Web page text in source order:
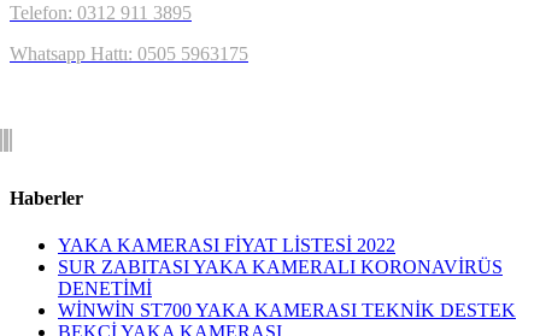
Telefon: 0312 911 3895
Whatsapp Hattı: 0505 5963175
Haberler
YAKA KAMERASI FİYAT LİSTESİ 2022
SUR ZABITASI YAKA KAMERALI KORONAVİRÜS
DENETİMİ
WİNWİN ST700 YAKA KAMERASI TEKNİK DESTEK